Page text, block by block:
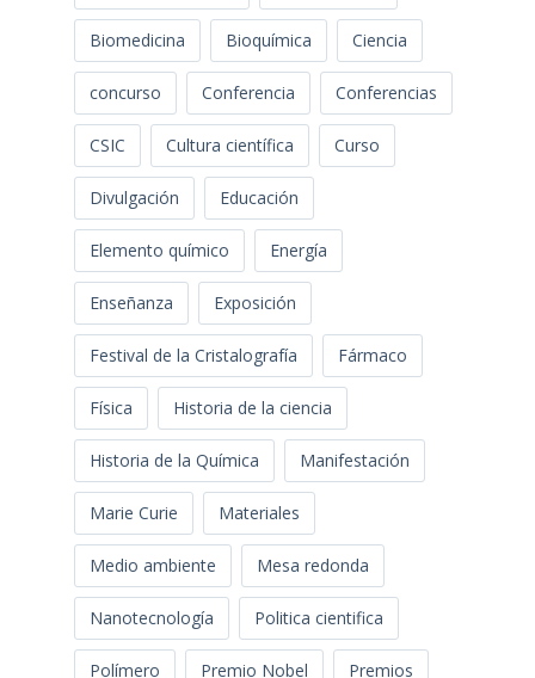
Biomedicina Bioquímica Ciencia
concurso Conferencia Conferencias
CSIC Cultura científica Curso
Divulgación Educación
Elemento químico Energía
Enseñanza Exposición
Festival de la Cristalografía Fármaco
Física Historia de la ciencia
Historia de la Química Manifestación
Marie Curie Materiales
Medio ambiente Mesa redonda
Nanotecnología Politica cientifica
Polímero Premio Nobel Premios